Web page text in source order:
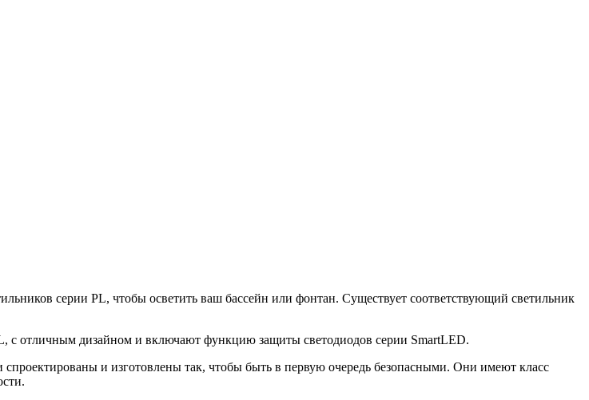
серии PL, чтобы осветить ваш бассейн или фонтан. Существует соответствующий светильник
с отличным дизайном и включают функцию защиты светодиодов серии SmartLED.
и изготовлены так, чтобы быть в первую очередь безопасными. Они имеют класс